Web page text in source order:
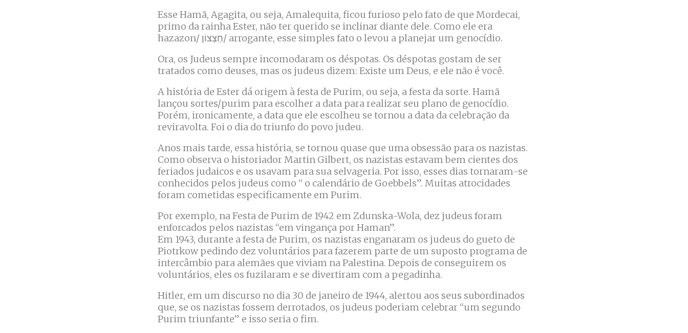
Esse Hamã, Agagita, ou seja, Amalequita, ficou furioso pelo fato de que Mordecai,
primo da rainha Ester, não ter querido se inclinar diante dele. Como ele era
hazazon/ חַצְצוֹן/ arrogante, esse simples fato o levou a planejar um genocídio.
Ora, os Judeus sempre incomodaram os déspotas. Os déspotas gostam de ser
tratados como deuses, mas os judeus dizem: Existe um Deus, e ele não é você.
A história de Ester dá origem à festa de Purim, ou seja, a festa da sorte. Hamã
lançou sortes/purim para escolher a data para realizar seu plano de genocídio.
Porém, ironicamente, a data que ele escolheu se tornou a data da celebração da
reviravolta. Foi o dia do triunfo do povo judeu.
Anos mais tarde, essa história, se tornou quase que uma obsessão para os nazistas.
Como observa o historiador Martin Gilbert, os nazistas estavam bem cientes dos
feriados judaicos e os usavam para sua selvageria. Por isso, esses dias tornaram-se
conhecidos pelos judeus como “ o calendário de Goebbels”. Muitas atrocidades
foram cometidas especificamente em Purim.
Por exemplo, na Festa de Purim de 1942 em Zdunska-Wola, dez judeus foram
enforcados pelos nazistas “em vingança por Haman”.
Em 1943, durante a festa de Purim, os nazistas enganaram os judeus do gueto de
Piotrkow pedindo dez voluntários para fazerem parte de um suposto programa de
intercâmbio para alemães que viviam na Palestina. Depois de conseguirem os
voluntários, eles os fuzilaram e se divertiram com a pegadinha.
Hitler, em um discurso no dia 30 de janeiro de 1944, alertou aos seus subordinados
que, se os nazistas fossem derrotados, os judeus poderiam celebrar “um segundo
Purim triunfante” e isso seria o fim.